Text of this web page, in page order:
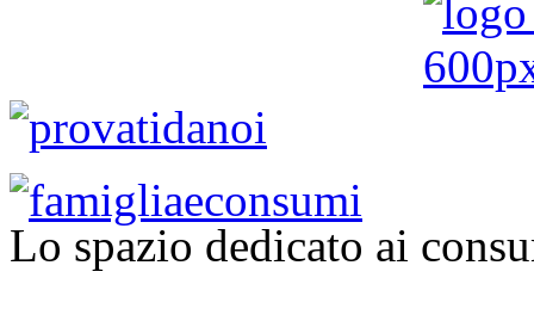
Lo spazio dedicato ai